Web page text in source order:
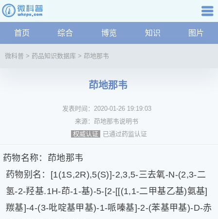
科普知识 航
首页 综合 博览 知识 图片
学
科
技
文
化
微科普 > 药品知识数据库 > 茚地那韦
茚地那韦
发表时间： 2020-01-26 19:19:03
来源： 茚地那韦说明书
权威认证
已通过药监认证
药物名称：茚地那韦
药物别名：[1(1S,2R),5(S)]-2,3,5-三去氧-N-(2,3-二
氢-2-羟基.1H-茚-1-基)-5-[2-[[(1,1-二甲基乙基)氨基]
羰基]-4-(3-吡啶基甲基)-1-哌嗪基]-2-(苯基甲基)-D-赤